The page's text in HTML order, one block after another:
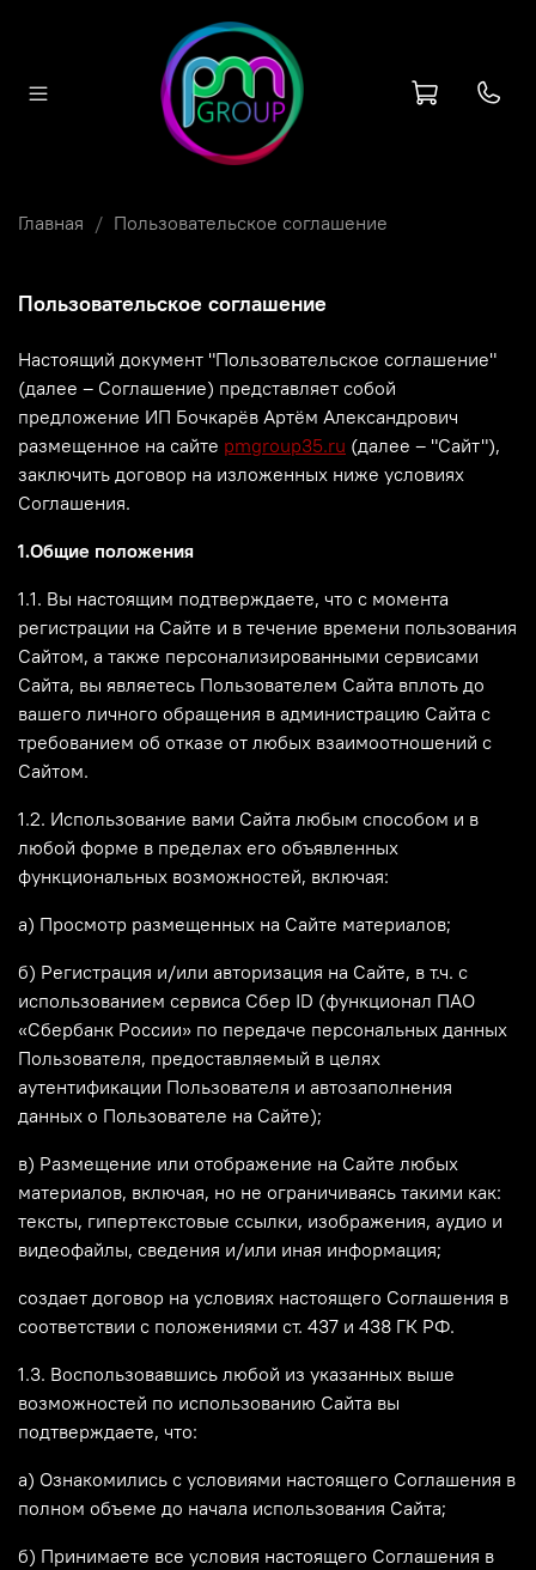
Главная Пользовательское соглашение
Пользовательское соглашение
Настоящий документ "Пользовательское соглашение"
(далее – Соглашение) представляет собой
предложение ИП Бочкарёв Артём Александрович
размещенное на сайте pmgroup35.ru (далее – "Сайт"),
заключить договор на изложенных ниже условиях
Соглашения.
1.Общие положения
1.1. Вы настоящим подтверждаете, что с момента
регистрации на Сайте и в течение времени пользования
Сайтом, а также персонализированными сервисами
Сайта, вы являетесь Пользователем Сайта вплоть до
вашего личного обращения в администрацию Сайта с
требованием об отказе от любых взаимоотношений с
Сайтом.
1.2. Использование вами Сайта любым способом и в
любой форме в пределах его объявленных
функциональных возможностей, включая:
а) Просмотр размещенных на Сайте материалов;
б) Регистрация и/или авторизация на Сайте, в т.ч. с
использованием сервиса Сбер ID (функционал ПАО
«Сбербанк России» по передаче персональных данных
Пользователя, предоставляемый в целях
аутентификации Пользователя и автозаполнения
данных о Пользователе на Сайте);
в) Размещение или отображение на Сайте любых
материалов, включая, но не ограничиваясь такими как:
тексты, гипертекстовые ссылки, изображения, аудио и
видеофайлы, сведения и/или иная информация;
создает договор на условиях настоящего Соглашения в
соответствии с положениями ст. 437 и 438 ГК РФ.
1.3. Воспользовавшись любой из указанных выше
возможностей по использованию Сайта вы
подтверждаете, что:
а) Ознакомились с условиями настоящего Соглашения в
полном объеме до начала использования Сайта;
б) Принимаете все условия настоящего Соглашения в